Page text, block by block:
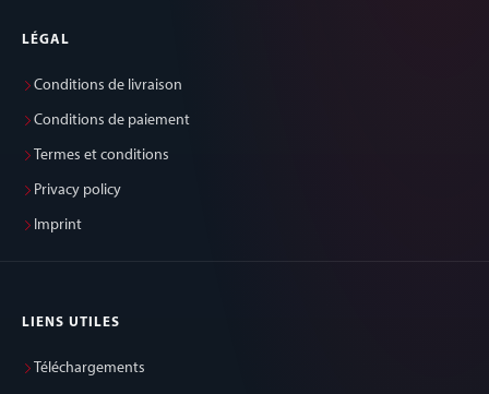
LÉGAL
Conditions de livraison
Conditions de paiement
Termes et conditions
Privacy policy
Imprint
LIENS UTILES
Téléchargements